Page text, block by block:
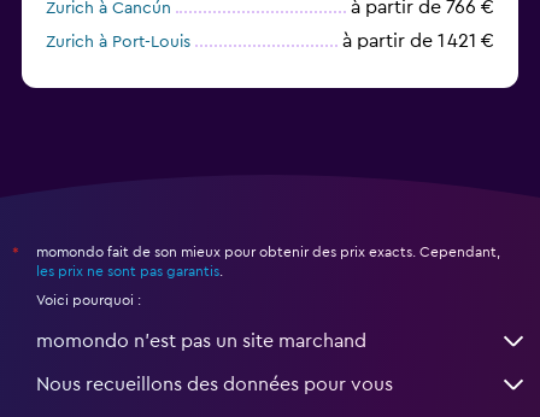
Zurich à Cancún à partir de 766 €
Zurich à Port-Louis à partir de 1 421 €
*
momondo fait de son mieux pour obtenir des prix exacts. Cependant,
les prix ne sont pas garantis
Voici pourquoi :
momondo n'est pas un site marchand
Nous recueillons des données pour vous